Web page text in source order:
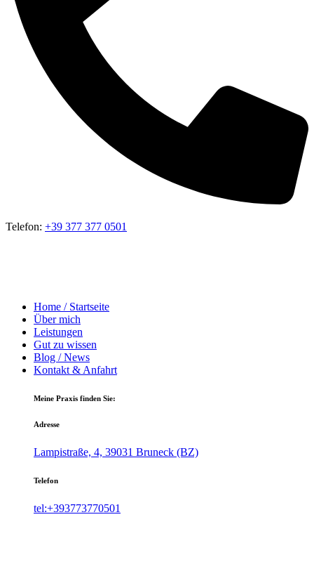
Telefon: +39 377 377 0501
Home / Startseite
Über mich
Leistungen
Gut zu wissen
Blog / News
Kontakt & Anfahrt
Meine Praxis finden Sie:
Adresse
Lampistraße, 4, 39031 Bruneck (BZ)
Telefon
tel:+393773770501